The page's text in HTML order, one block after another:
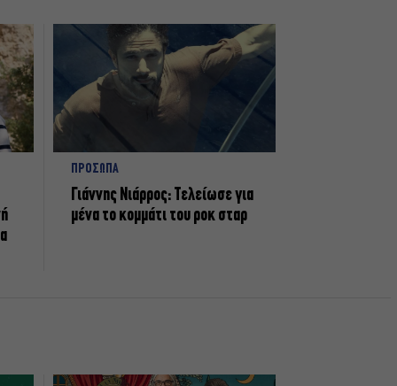
ΠΡΟΣΩΠΑ
Γιάννης Νιάρρος: Τελείωσε για
μένα το κομμάτι του ροκ σταρ